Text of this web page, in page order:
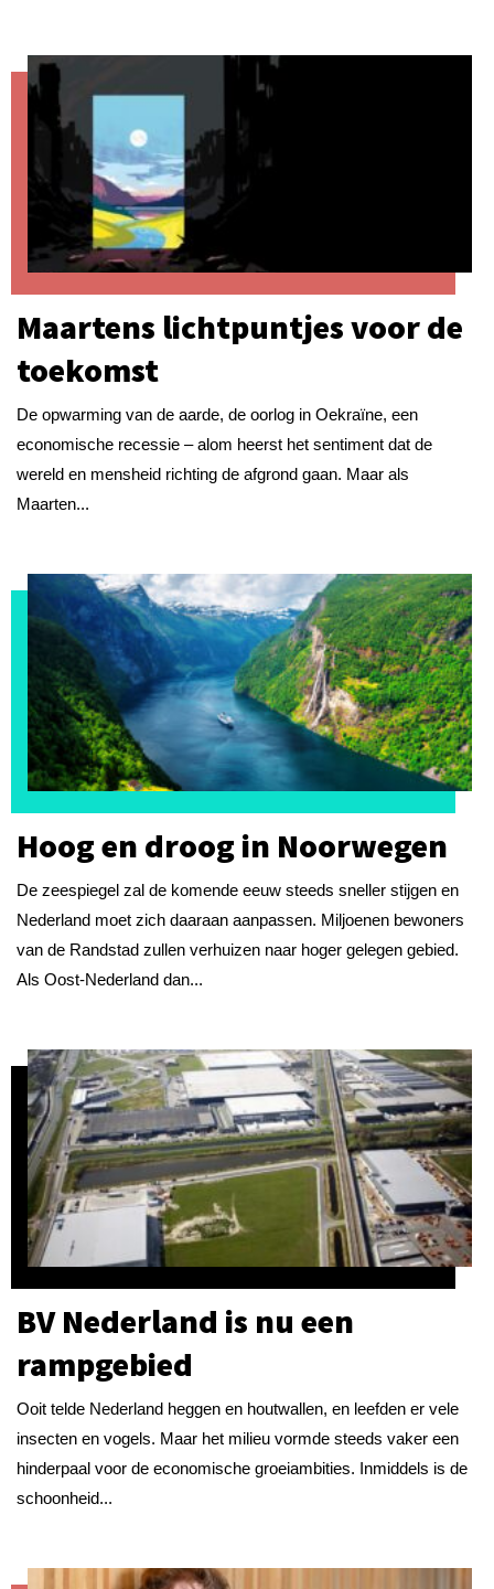
Maartens lichtpuntjes voor de
toekomst
De opwarming van de aarde, de oorlog in Oekraïne, een
economische recessie – alom heerst het sentiment dat de
wereld en mensheid richting de afgrond gaan. Maar als
Maarten...
Hoog en droog in Noorwegen
De zeespiegel zal de komende eeuw steeds sneller stijgen en
Nederland moet zich daaraan aanpassen. Miljoenen bewoners
van de Randstad zullen verhuizen naar hoger gelegen gebied.
Als Oost-Nederland dan...
BV Nederland is nu een
rampgebied
Ooit telde Nederland heggen en houtwallen, en leefden er vele
insecten en vogels. Maar het milieu vormde steeds vaker een
hinderpaal voor de economische groeiambities. Inmiddels is de
schoonheid...